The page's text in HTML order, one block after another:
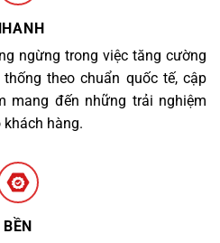
ngừng trong việc tăng cường
theo chuẩn quốc tế, cập
mang đến những trải nghiệm
hàng.
BỀN